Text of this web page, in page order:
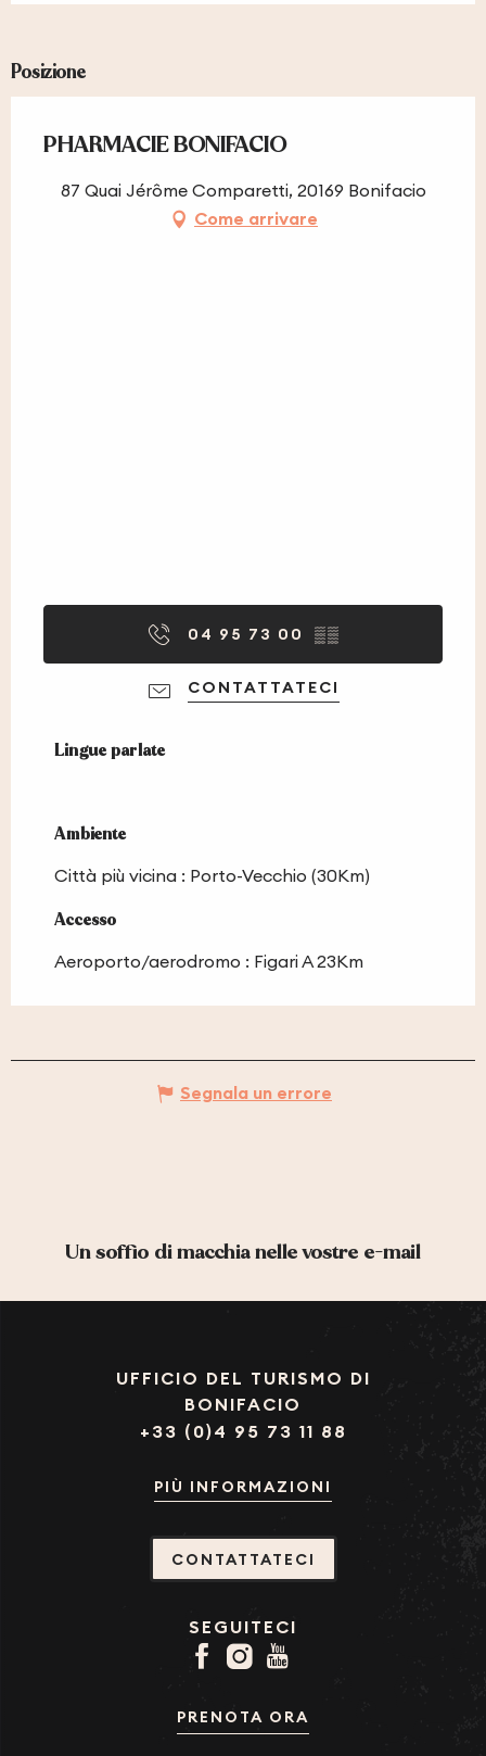
Posizione
PHARMACIE BONIFACIO
87 Quai Jérôme Comparetti, 20169 Bonifacio
Come arrivare
04 95 73 00 ▒▒
CONTATTATECI
Lingue parlate
Lingue parlate
Ambiente
Ambiente
Città più vicina : Porto-Vecchio (30Km)
Accesso
Accesso
Aeroporto/aerodromo : Figari A 23Km
Segnala un errore
Un soffio di macchia nelle vostre e-mail
UFFICIO DEL TURISMO DI
BONIFACIO
+33 (0)4 95 73 11 88
PIÙ INFORMAZIONI
CONTATTATECI
SEGUITECI
PRENOTA ORA